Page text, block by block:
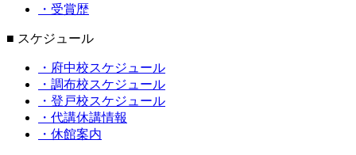
・受賞歴
■ スケジュール
・府中校スケジュール
・調布校スケジュール
・登戸校スケジュール
・代講休講情報
・休館案内